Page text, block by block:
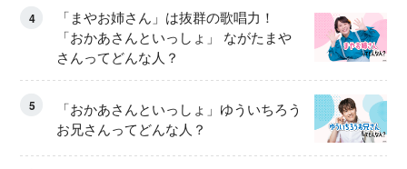
4
「まやお姉さん」は抜群の歌唱力！
「おかあさんといっしょ」 ながたまや
さんってどんな人？
5
「おかあさんといっしょ」ゆういちろう
お兄さんってどんな人？